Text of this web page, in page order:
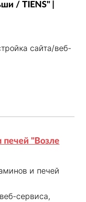
/ TIENS" |
сайта/веб-
печей "Возле
и печей
сервиса,